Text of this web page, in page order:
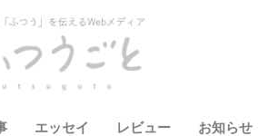
エッセイ レビュー お知らせ